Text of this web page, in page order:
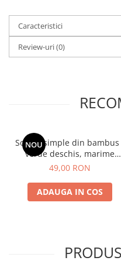
Caracteristici
Review-uri(0)
NOU
Sosete simple din bambus
verde deschis, marime
universala
49,00 RON
ADAUGA IN COS